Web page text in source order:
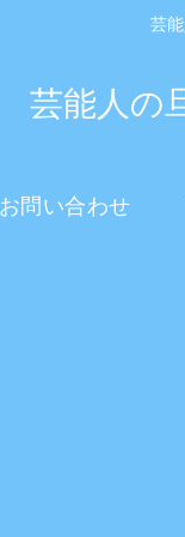
芸
芸能人の
お問い合わせ